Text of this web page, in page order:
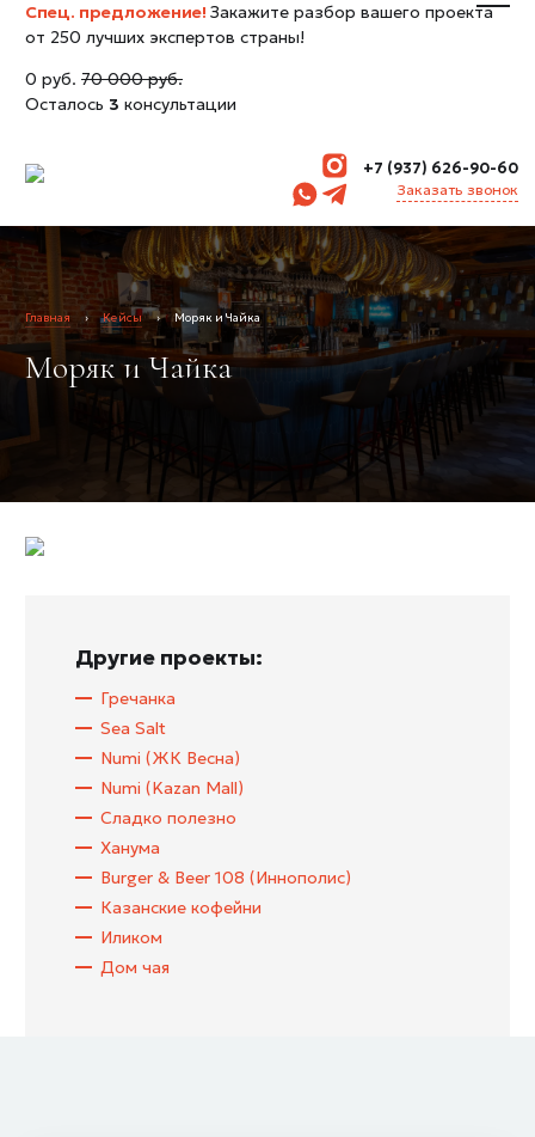
Спец. предложение! Закажите разбор вашего проекта
от 250 лучших экспертов страны!
0 руб. 70 000 руб.
Осталось 3 консультации
+7 (937) 626-90-60
Заказать звонок
Главная › Кейсы › Моряк и Чайка
Моряк и Чайка
Другие проекты:
Гречанка
Sea Salt
Numi (ЖК Весна)
Numi (Kazan Mall)
Сладко полезно
Ханума
Burger & Beer 108 (Иннополис)
Казанские кофейни
Иликом
Дом чая